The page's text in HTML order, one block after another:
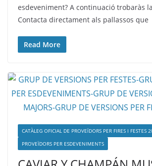
esdeveniment? A continuació trobaràs
Contacta directament als pallassos que
Read More
CATÀLEG OFICIAL DE PROVEÏDORS PER FIRES I FESTES
PROVEÏDORS PER ESDEVENIMENTS